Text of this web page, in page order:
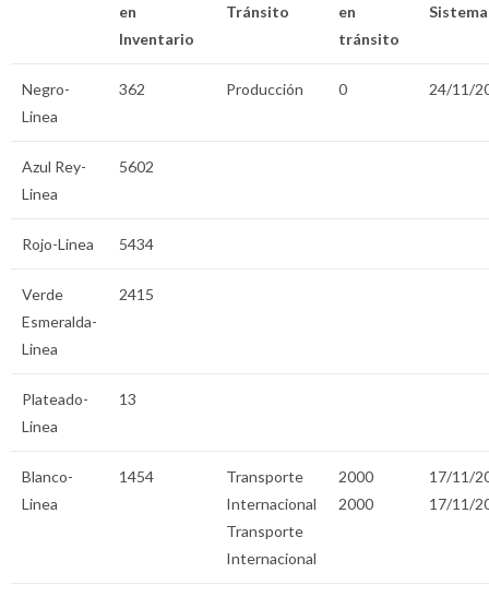
en
Inventario
Tránsito
en
tránsito
Sistema
Negro-
Linea
362 Producción 0 24/11/
Azul Rey-
Linea
5602
Rojo-Linea 5434
Verde
Esmeralda-
Linea
2415
Plateado-
Linea
13
Blanco-
Linea
1454
Transporte
Internacional
Transporte
Internacional
2000
2000
17/11/
17/11/